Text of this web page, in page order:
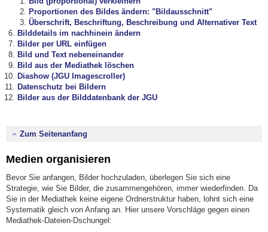
Proportionen des Bildes ändern: "Bildausschnitt"
Überschrift, Beschriftung, Beschreibung und Alternativer Text
Bilddetails im nachhinein ändern
Bilder per URL einfügen
Bild und Text nebeneinander
Bild aus der Mediathek löschen
Diashow (JGU Imagescroller)
Datenschutz bei Bildern
Bilder aus der Bilddatenbank der JGU
Zum Seitenanfang
Medien organisieren
Bevor Sie anfangen, Bilder hochzuladen, überlegen Sie sich eine
Strategie, wie Sie Bilder, die zusammengehören, immer wiederfinden. Da
Sie in der Mediathek keine eigene Ordnerstruktur haben, lohnt sich eine
Systematik gleich von Anfang an. Hier unsere Vorschläge gegen einen
Mediathek-Dateien-Dschungel: